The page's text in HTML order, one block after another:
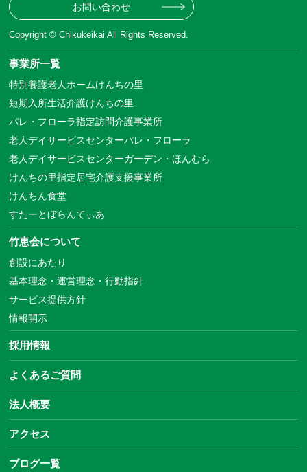
お問い合わせ
Copyright © Chikukeikai All Rights Reserved.
事業所一覧
特別養護老人ホームけんちの里
短期入所生活介護けんちの里
パレ・フローラ指定訪問介護事業所
老人デイサービスセンターパレ・フローラ
老人デイサービスセンターガーデン・ほんむら
けんちの里指定居宅介護支援事業所
けんちん食堂
すたーとぼらんてぃあ
竹恵会について
創設にあたり
基本理念・運営理念・行動指針
サービス提供方針
情報開示
採用情報
よくあるご質問
法人概要
アクセス
ブログ一覧